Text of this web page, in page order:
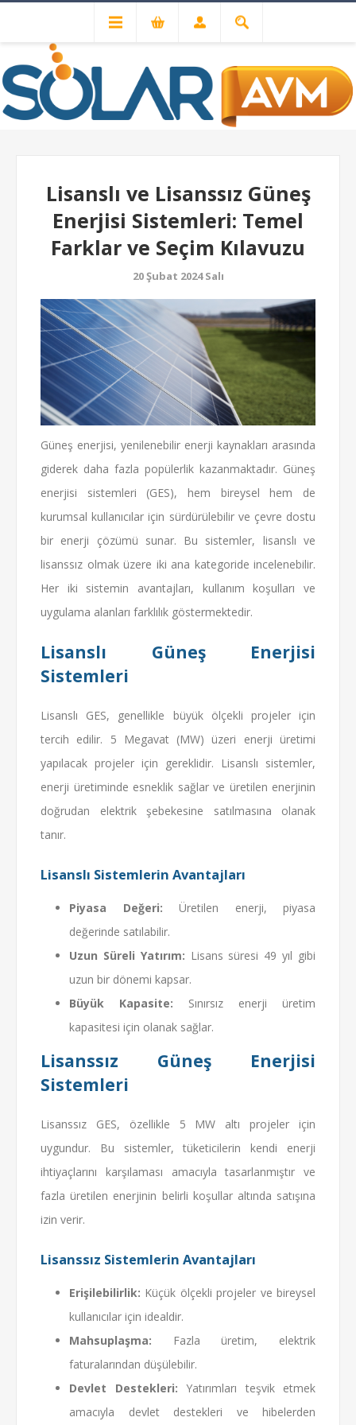
ÖNCEKI SONRAKI
Lisanslı ve Lisanssız Güneş
Enerjisi Sistemleri: Temel
Farklar ve Seçim Kılavuzu
20 Şubat 2024 Salı
Güneş enerjisi, yenilenebilir enerji kaynakları arasında
giderek daha fazla popülerlik kazanmaktadır. Güneş
enerjisi sistemleri (GES), hem bireysel hem de
kurumsal kullanıcılar için sürdürülebilir ve çevre dostu
bir enerji çözümü sunar. Bu sistemler, lisanslı ve
lisanssız olmak üzere iki ana kategoride incelenebilir.
Her iki sistemin avantajları, kullanım koşulları ve
uygulama alanları farklılık göstermektedir.
Lisanslı Güneş Enerjisi
Sistemleri
Lisanslı GES, genellikle büyük ölçekli projeler için
tercih edilir. 5 Megavat (MW) üzeri enerji üretimi
yapılacak projeler için gereklidir. Lisanslı sistemler,
enerji üretiminde esneklik sağlar ve üretilen enerjinin
doğrudan elektrik şebekesine satılmasına olanak
tanır.
Lisanslı Sistemlerin Avantajları
Piyasa Değeri: Üretilen enerji, piyasa
değerinde satılabilir.
Uzun Süreli Yatırım: Lisans süresi 49 yıl gibi
uzun bir dönemi kapsar.
Büyük Kapasite: Sınırsız enerji üretim
kapasitesi için olanak sağlar.
Lisanssız Güneş Enerjisi
Sistemleri
Lisanssız GES, özellikle 5 MW altı projeler için
uygundur. Bu sistemler, tüketicilerin kendi enerji
ihtiyaçlarını karşılaması amacıyla tasarlanmıştır ve
fazla üretilen enerjinin belirli koşullar altında satışına
izin verir.
Lisanssız Sistemlerin Avantajları
Erişilebilirlik: Küçük ölçekli projeler ve bireysel
kullanıcılar için idealdir.
Mahsuplaşma: Fazla üretim, elektrik
faturalarından düşülebilir.
Devlet Destekleri: Yatırımları teşvik etmek
amacıyla devlet destekleri ve hibelerden